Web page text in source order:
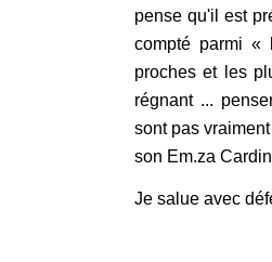
pense qu'il est
compté parmi «
proches et les
régnant ...
sont pas
son Em.za
Je salue avec